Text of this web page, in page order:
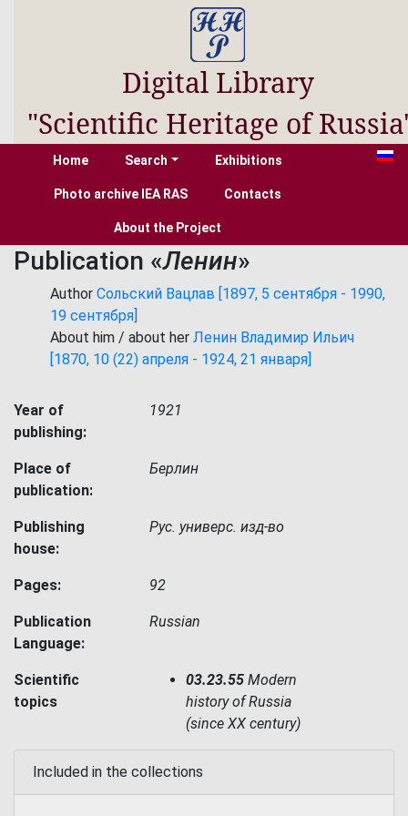
Digital Library
"Scientific Heritage of
Home Search Exhibitions
Photo archive IEA RAS Contacts
About the Project
Publication «Ленин»
Author Сольский Вацлав [1897, 5 сентября - 1990,
19 сентября]
About him / about her Ленин Владимир Ильич
[1870, 10 (22) апреля - 1924, 21 января]
Year of
publishing:
1921
Place of
publication:
Берлин
Publishing
house:
Рус. универс. изд-во
Pages: 92
Publication
Language:
Russian
Scientific
topics
03.23.55 Modern
history of Russia
(since XX century)
Included in the collections